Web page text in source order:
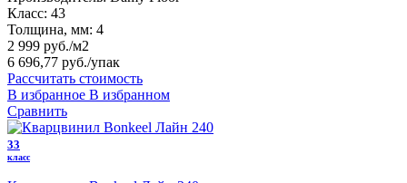
Класс: 43
Толщина, мм: 4
2 999 руб./м2
6 696,77 руб./упак
Рассчитать стоимость
В избранное В избранном
Сравнить
33
класс